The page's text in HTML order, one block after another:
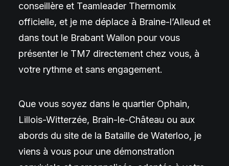
conseillère et Teamleader Thermomix
officielle, et je me déplace à Braine-l’Alleud et
dans tout le Brabant Wallon pour vous
présenter le TM7 directement chez vous, à
votre rythme et sans engagement.
Que vous soyez dans le quartier Ophain,
Lillois-Witterzée, Brain-le-Château ou aux
abords du site de la Bataille de Waterloo, je
viens à vous pour une démonstration